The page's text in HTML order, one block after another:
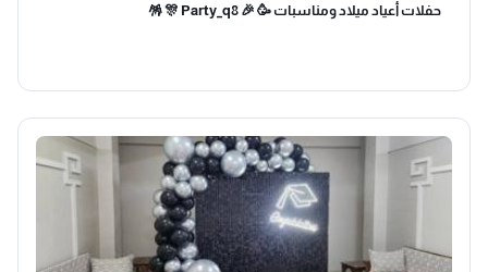
حفلات أعياد ميلاد ومناسبات 🥳 🎉 🪅 🎊 Party_q8